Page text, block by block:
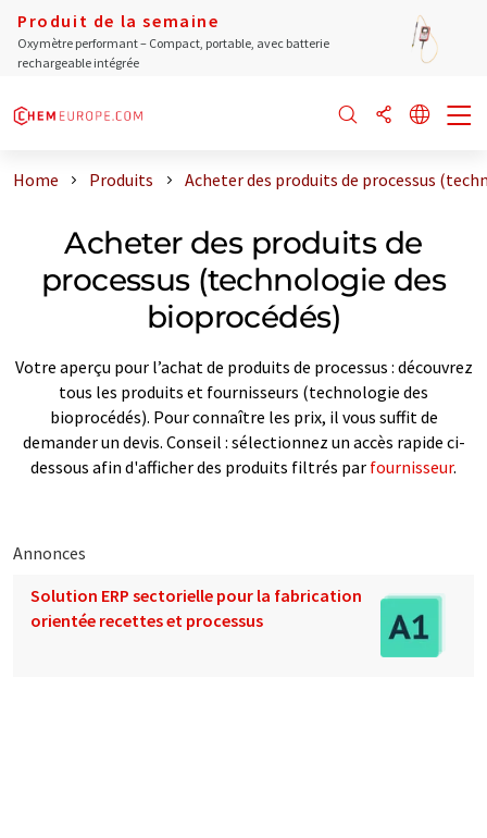
Produit de la semaine
Oxymètre performant – Compact, portable, avec batterie
rechargeable intégrée
Home Produits Acheter des produits de processus
Acheter des produits de
processus (technologie des
bioprocédés)
Votre aperçu pour l’achat de produits de processus : découvrez
tous les produits et fournisseurs (technologie des
bioprocédés). Pour connaître les prix, il vous suffit de
demander un devis. Conseil : sélectionnez un accès rapide ci-
dessous afin d'afficher des produits filtrés par fournisseur.
Annonces
Solution ERP sectorielle pour la fabrication
orientée recettes et processus